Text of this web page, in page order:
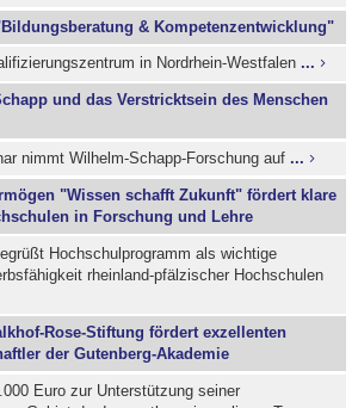
& Kompetenzentwicklung"
in Nordrhein-Westfalen...
und das Verstricktsein des Menschen
nimmt Wilhelm-Schapp-Forschung auf...
"Wissen schafft Zukunft" fördert klare
in Forschung und Lehre
Hochschulprogramm als wichtige
rheinland-pfälzischer Hochschulen
Rose-Stiftung fördert exzellenten
der Gutenberg-Akademie
Euro zur Unterstützung seiner